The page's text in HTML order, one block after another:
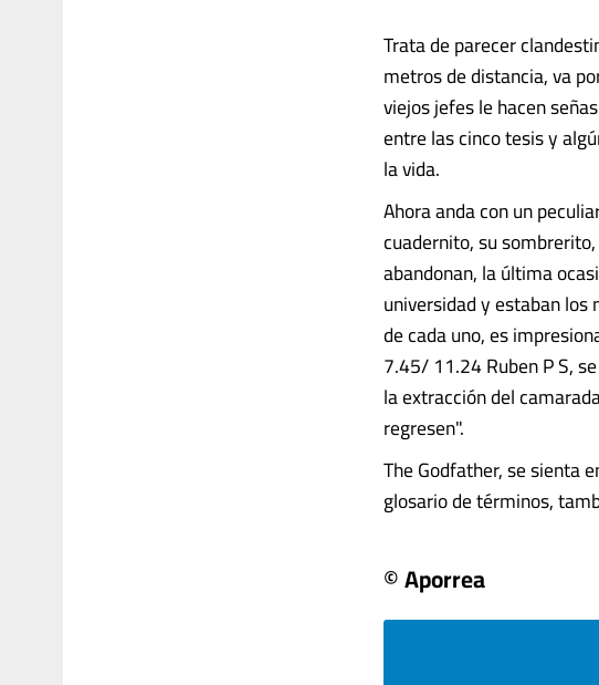
Trata de parecer
metros de distancia, va
viejos jefes le hacen
entre las cinco tesis y
la vida.
Ahora anda con un
cuadernito, su
abandonan, la última
universidad y estaban
de cada uno, es
7.45/ 11.24 Ruben P S,
la extracción del
regresen".
The Godfather, se sienta
glosario de términos,
© Aporrea